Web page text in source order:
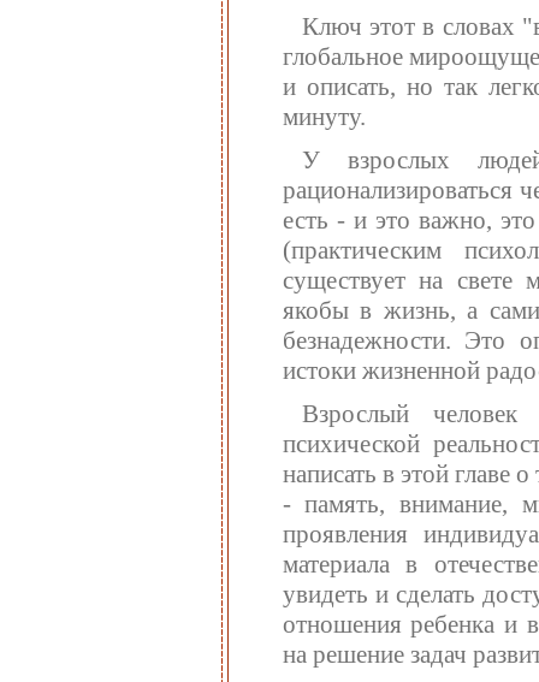
Ключ этот в словах
глобальное
и описать, но так
минуту.
У взрослых
рационализироваться
есть - и это важно,
(практическим
существует на свете
якобы в жизнь, а
безнадежности. Это
истоки жизненной
Взрослый человек
психической
написать в этой главе
- память, внимание,
проявления
материала в
увидеть и сделать
отношения ребенка и
на решение задач